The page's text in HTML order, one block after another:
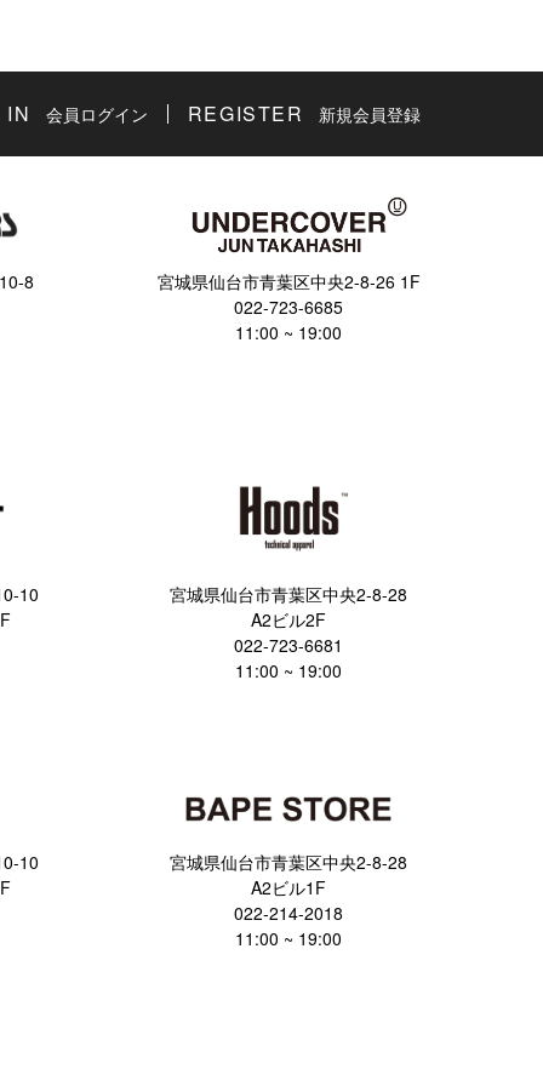
IN 会員ログイン REGISTER 新規会員登録
8
宮城県仙台市青葉区中央2-8-26 1F
022-723-6685
11:00 ~ 19:00
10
宮城県仙台市青葉区中央2-8-28
A2ビル2F
022-723-6681
11:00 ~ 19:00
10
宮城県仙台市青葉区中央2-8-28
A2ビル1F
022-214-2018
11:00 ~ 19:00